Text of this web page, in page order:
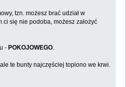
tzn. możesz brać udział w
się nie podoba, możesz założyć
-POKOJOWEGO.
te bunty najczęściej topiono we krwi.